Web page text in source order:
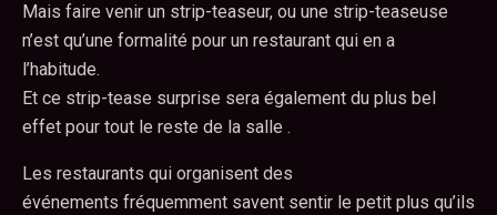
Mais faire venir un strip-teaseur, ou une strip-teaseuse
n’est qu’une formalité pour un restaurant qui en a
l’habitude.
Et ce strip-tease surprise sera également du plus bel
effet pour tout le reste de la salle .
Les restaurants qui organisent des
événements fréquemment savent sentir le petit plus qu’ils